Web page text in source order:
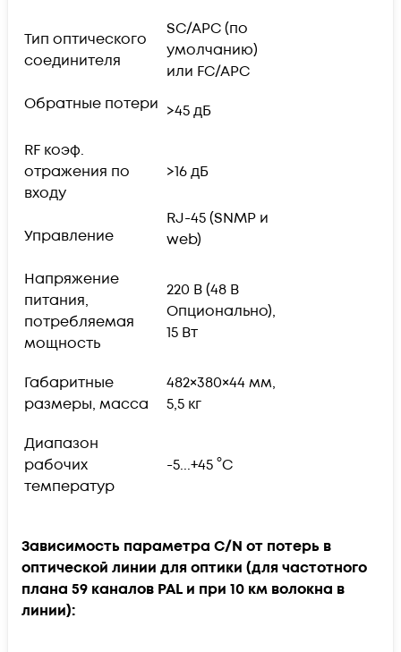
Тип оптического
соединителя
SC/APC (по
умолчанию)
или FC/APC
Обратные потери >45 дБ
RF коэф.
отражения по
входу
>16 дБ
Управление
RJ-45 (SNMP и
web)
Напряжение
питания,
потребляемая
мощность
220 В (48 В
Опционально),
15 Вт
Габаритные
размеры, масса
482×380×44 мм,
5,5 кг
Диапазон
рабочих
температур
-5...+45 °С
Зависимость параметра C/N от потерь в
оптической линии для оптики (для частотного
плана 59 каналов PAL и при 10 км волокна в
линии):